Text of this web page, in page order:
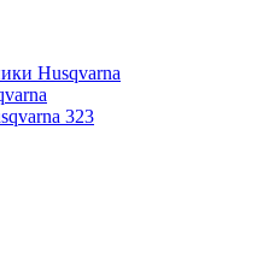
Husqvarna
323